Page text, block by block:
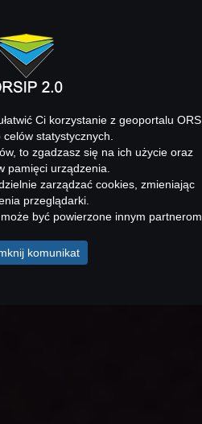
Ci korzystanie z geoportalu
statystycznych.
to zgadzasz się na ich użycie oraz
pamięci urządzenia.
zarządzać cookies, zmieniając
przeglądarki.
być powierzone innym
komunikat